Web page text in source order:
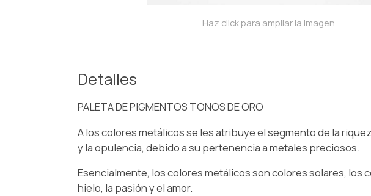
Haz click para ampliar la imagen
Detalles
PALETA DE PIGMENTOS TONOS DE ORO
A los colores metálicos se les atribuye el segmento de la
y la opulencia, debido a su pertenencia a metales preciosos.
Esencialmente, los colores metálicos son colores solares, los
hielo, la pasión y el amor.